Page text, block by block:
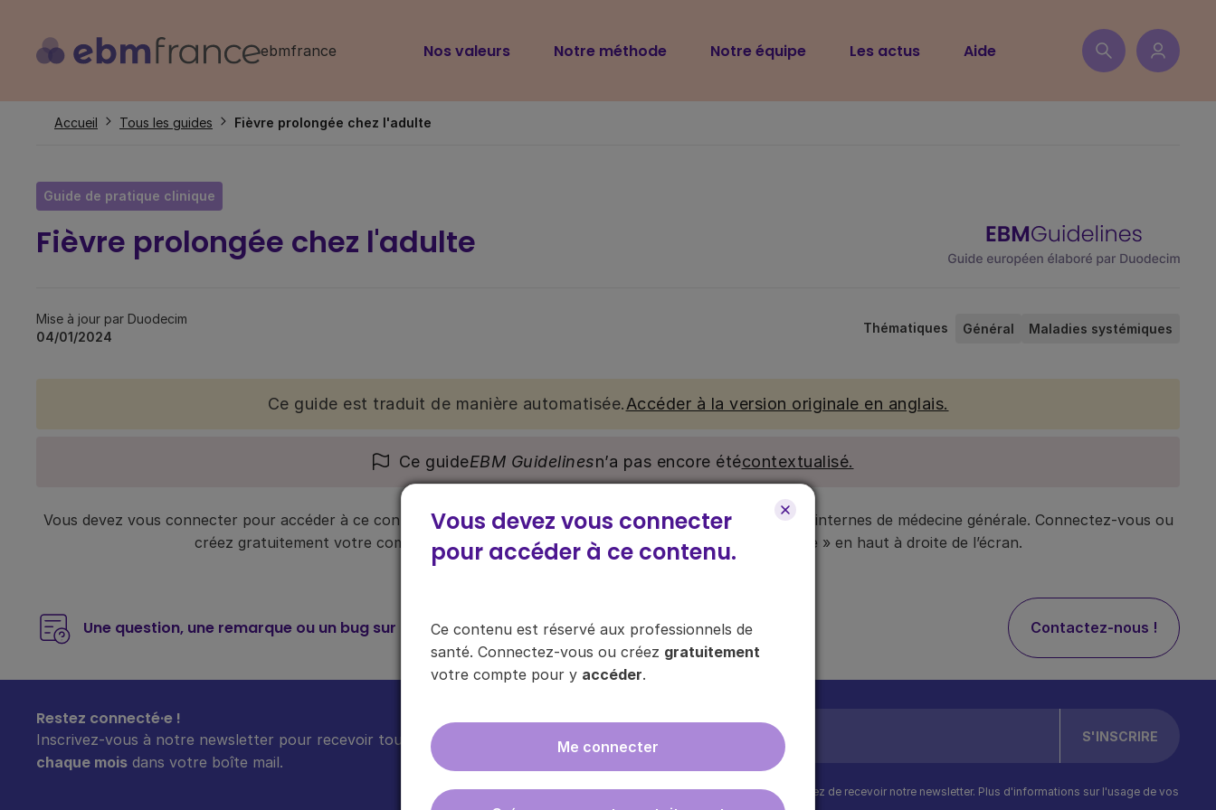
contenu
ebmfrance
Navigation
Nos valeurs Notre méthode Notre équipe Les actus Aide
Vous devez vous connecter
pour accéder à ce contenu.
Ce contenu est réservé aux professionnels de
santé. Connectez-vous ou créez gratuitement
votre compte pour y accéder.
Me connecter
Fil
Accueil Tous les guides Fièvre prolongée chez l'adulte
Guide de pratique clinique
Fièvre prolongée chez l'adulte
Mise à jour par Duodecim
04/01/2024
Thématiques Général Maladies systémiques
Ce guide est traduit de manière automatisée.Accéder à la version originale en anglais.
Ce guideEBM Guidelinesn’a pas encore étécontextualisé.
Vous devez vous connecter pour accéder à ce contenu. Ce contenu est réservé aux médecins généralistes et internes de médecine générale. Connectez-vous ou
créez gratuitement votre compte pour y accéder, via le bouton « Se connecter/s’inscrire » en haut à droite de l’écran.
Une question, une remarque ou un bug sur ce contenu ? Contactez-nous !
Restez connecté·e !
Inscrivez-vous à notre newsletter pour recevoir toutes les infos sur nos guides
chaque mois dans votre boîte mail.
En cliquant sur "s'inscrire", vous acceptez de recevoir notre newsletter. Plus d'informations sur l'usage de vos
donnéesici .